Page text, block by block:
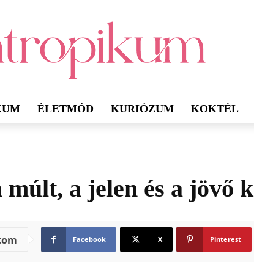
ÉLETMÓD KURIÓZUM KOKTÉL
a jelen és a jövő
Facebook X Pinterest